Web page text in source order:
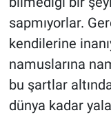
sapmıyorlar.
kendilerine
namuslarına
bu şartlar
dünya kadar